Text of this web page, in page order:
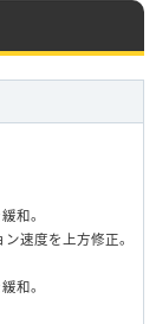
和。
ン速度を上方修正。
和。